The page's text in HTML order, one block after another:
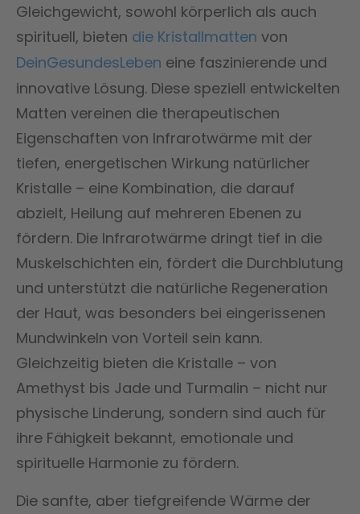
Gleichgewicht, sowohl körperlich als auch
spirituell, bieten die Kristallmatten von
DeinGesundesLeben eine faszinierende und
innovative Lösung. Diese speziell entwickelten
Matten vereinen die therapeutischen
Eigenschaften von Infrarotwärme mit der
tiefen, energetischen Wirkung natürlicher
Kristalle – eine Kombination, die darauf
abzielt, Heilung auf mehreren Ebenen zu
fördern. Die Infrarotwärme dringt tief in die
Muskelschichten ein, fördert die Durchblutung
und unterstützt die natürliche Regeneration
der Haut, was besonders bei eingerissenen
Mundwinkeln von Vorteil sein kann.
Gleichzeitig bieten die Kristalle – von
Amethyst bis Jade und Turmalin – nicht nur
physische Linderung, sondern sind auch für
ihre Fähigkeit bekannt, emotionale und
spirituelle Harmonie zu fördern.
Die sanfte, aber tiefgreifende Wärme der